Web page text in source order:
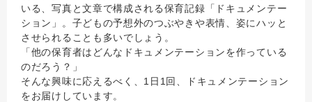
いる、写真と文章で構成される保育記録「ドキュメンテー
ション」。子どもの予想外のつぶやきや表情、姿にハッと
させられることも多いでしょう。
「他の保育者はどんなドキュメンテーションを作っている
のだろう？」
そんな興味に応えるべく、1日1回、ドキュメンテーション
をお届けしています。